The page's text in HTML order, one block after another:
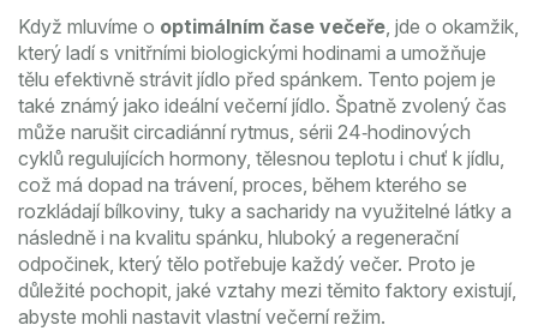
Když mluvíme o optimálním čase večeře, jde o okamžik,
který ladí s vnitřními biologickými hodinami a umožňuje
tělu efektivně strávit jídlo před spánkem. Tento pojem je
také známý jako ideální večerní jídlo. Špatně zvolený čas
může narušit circadiánní rytmus, sérii 24‑hodinových
cyklů regulujících hormony, tělesnou teplotu i chuť k jídlu,
což má dopad na trávení, proces, během kterého se
rozkládají bílkoviny, tuky a sacharidy na využitelné látky a
následně i na kvalitu spánku, hluboký a regenerační
odpočinek, který tělo potřebuje každý večer. Proto je
důležité pochopit, jaké vztahy mezi těmito faktory existují,
abyste mohli nastavit vlastní večerní režim.